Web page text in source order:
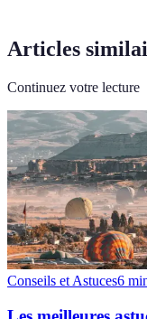
Articles
Continuez votre lecture
Conseils et Astuces6